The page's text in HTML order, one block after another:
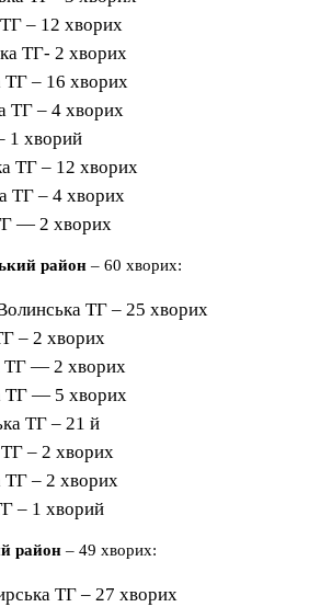
– 12 хворих
ТГ- 2 хворих
ТГ – 16 хворих
ТГ – 4 хворих
1 хворий
ТГ – 12 хворих
ТГ – 4 хворих
— 2 хворих
район – 60 хворих:
ТГ – 25 хворих
– 2 хворих
ТГ — 2 хворих
ТГ — 5 хворих
ТГ – 21 й
– 2 хворих
ТГ – 2 хворих
– 1 хворий
район – 49 хворих:
ТГ – 27 хворих